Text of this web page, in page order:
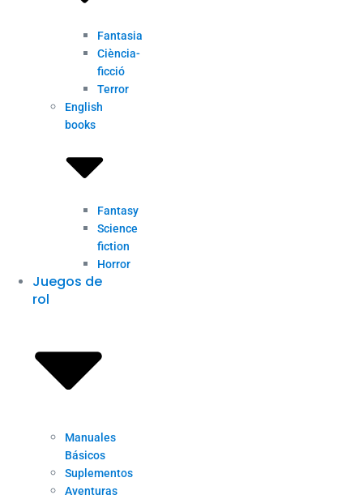
Fantasia
Ciència-
ficció
Terror
English
books
Fantasy
Science
fiction
Horror
Juegos de
rol
Manuales
Básicos
Suplementos
Aventuras